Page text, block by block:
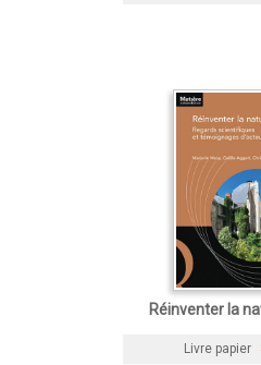
Réinventer la
Livre papier